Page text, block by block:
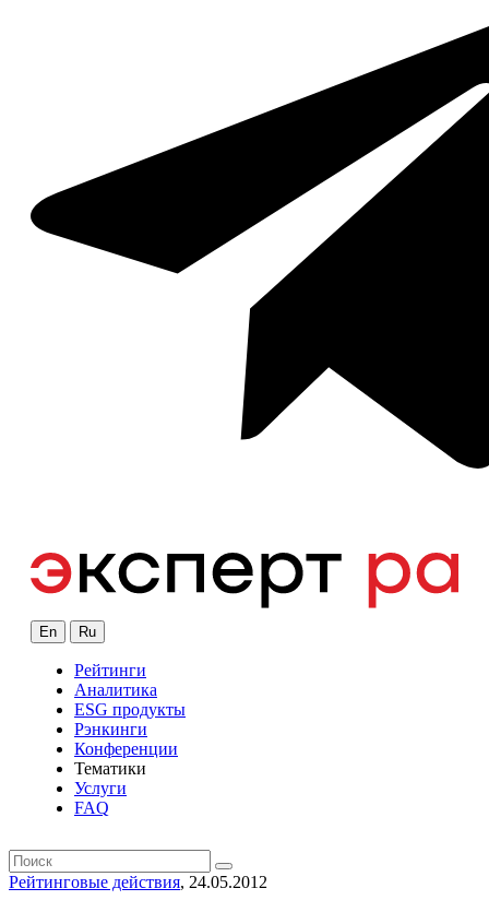
En Ru
Рейтинги
Аналитика
ESG продукты
Рэнкинги
Конференции
Тематики
Услуги
FAQ
Рейтинговые действия, 24.05.2012